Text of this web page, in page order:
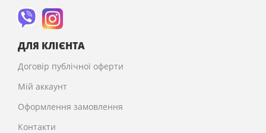
ДЛЯ КЛІЄНТА
Договір публічної оферти
Мій аккаунт
Оформлення замовлення
Контакти